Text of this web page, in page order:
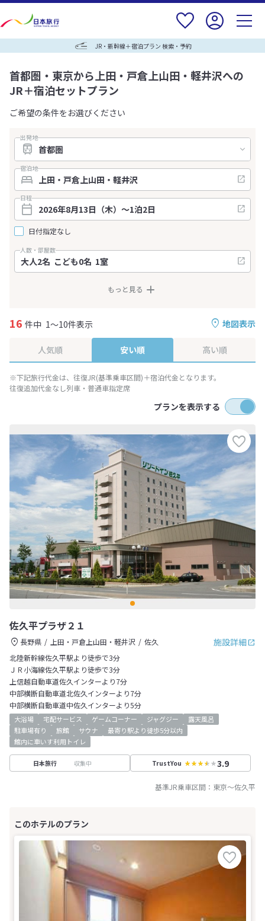
JR・新幹線＋宿泊プラン 検索・予約
首都圏・東京から上田・戸倉上山田・軽井沢への
JR＋宿泊セットプラン
ご希望の条件をお選びください
出発地
宿泊地
日程
日付指定なし
人数・部屋数
もっと見る
地図表示
16 件中 1～10件表示
人気順 安い順 高い順
※下記旅行代金は、往復JR(基準乗車区間)＋宿泊代金となります。
往復追加代金なし列車・普通車指定席
プランを表示する
佐久平プラザ２１
施設詳細
長野県 上田・戸倉上山田・軽井沢
佐久
北陸新幹線佐久平駅より徒歩で3分
ＪＲ小海線佐久平駅より徒歩で3分
上信越自動車道佐久インターより7分
中部横断自動車道北佐久インターより7分
中部横断自動車道中佐久インターより5分
大浴場 宅配サービス ゲームコーナー ジャグジー
露天風呂
駐車場有り
旅館 サウナ
最寄り駅より徒歩5分以内
館内に車いす利用トイレ
日本旅行 収集中 TrustYou 3.9
基準JR乗車区間： 東京～佐久平